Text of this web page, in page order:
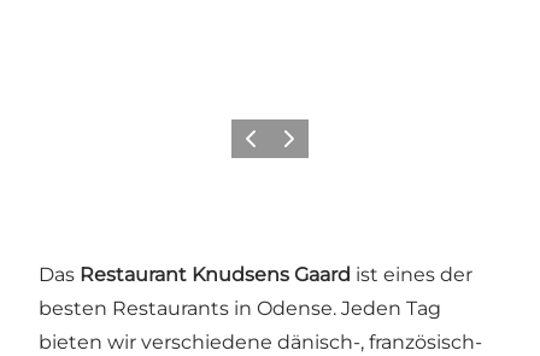
ZurückWeiter
Das Restaurant Knudsens Gaard ist eines der
besten Restaurants in Odense. Jeden Tag
bieten wir verschiedene dänisch-, französisch-